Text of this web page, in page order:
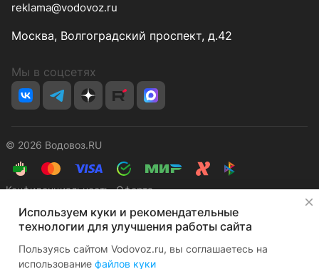
reklama@vodovoz.ru
Москва, Волгоградский проспект, д.42
Мы в соцсетях
© 2026 Водовоз.RU
КонфиденциальностьОферта
Используем куки и рекомендательные
технологии для улучшения работы сайта
Пользуясь сайтом Vodovoz.ru, вы соглашаетесь на
использование файлов куки